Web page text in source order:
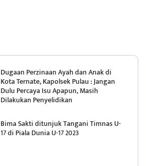
Dugaan Perzinaan Ayah dan Anak di
Kota Ternate, Kapolsek Pulau : Jangan
Dulu Percaya Isu Apapun, Masih
Dilakukan Penyelidikan
Bima Sakti ditunjuk Tangani Timnas U-
17 di Piala Dunia U-17 2023